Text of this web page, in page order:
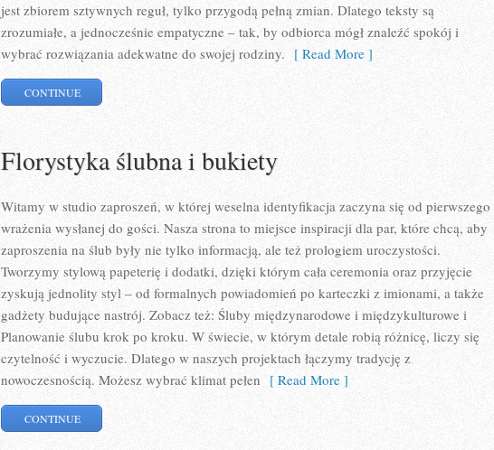
jest zbiorem sztywnych reguł, tylko przygodą pełną zmian. Dlatego teksty są
zrozumiałe, a jednocześnie empatyczne – tak, by odbiorca mógł znaleźć spokój i
wybrać rozwiązania adekwatne do swojej rodziny. [ Read More ]
CONTINUE
Florystyka ślubna i bukiety
Witamy w studio zaproszeń, w której weselna identyfikacja zaczyna się od pierwszego
wrażenia wysłanej do gości. Nasza strona to miejsce inspiracji dla par, które chcą, aby
zaproszenia na ślub były nie tylko informacją, ale też prologiem uroczystości.
Tworzymy stylową papeterię i dodatki, dzięki którym cała ceremonia oraz przyjęcie
zyskują jednolity styl – od formalnych powiadomień po karteczki z imionami, a także
gadżety budujące nastrój. Zobacz też: Śluby międzynarodowe i międzykulturowe i
Planowanie ślubu krok po kroku. W świecie, w którym detale robią różnicę, liczy się
czytelność i wyczucie. Dlatego w naszych projektach łączymy tradycję z
nowoczesnością. Możesz wybrać klimat pełen [ Read More ]
CONTINUE